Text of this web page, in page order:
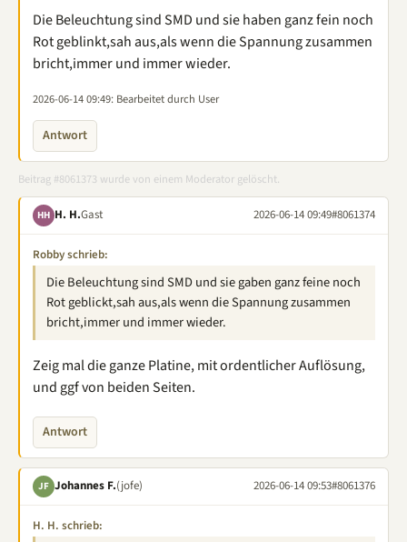
Die Beleuchtung sind SMD und sie haben ganz fein noch
Rot geblinkt,sah aus,als wenn die Spannung zusammen
bricht,immer und immer wieder.
2026-06-14 09:49: Bearbeitet durch User
Antwort
Beitrag #8061373 wurde von einem Moderator gelöscht.
HH H. H.Gast 2026-06-14 09:49#8061374
Robby schrieb:
Die Beleuchtung sind SMD und sie gaben ganz feine noch
Rot geblickt,sah aus,als wenn die Spannung zusammen
bricht,immer und immer wieder.
Zeig mal die ganze Platine, mit ordentlicher Auflösung,
und ggf von beiden Seiten.
Antwort
JF Johannes F.(jofe) 2026-06-14 09:53#8061376
H. H. schrieb: